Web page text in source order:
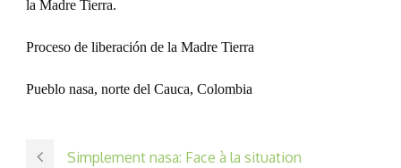
la Madre Tierra.
Proceso de liberación de la Madre Tierra
Pueblo nasa, norte del Cauca, Colombia
Simplement nasa: Face à la situation